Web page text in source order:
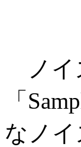
ノイ
「
なノ